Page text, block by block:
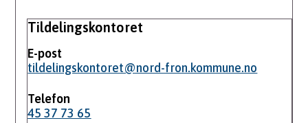
Tildelingskontoret
E-post
tildelingskontoret@nord-fron.kommune.no
Telefon
45 37 73 65